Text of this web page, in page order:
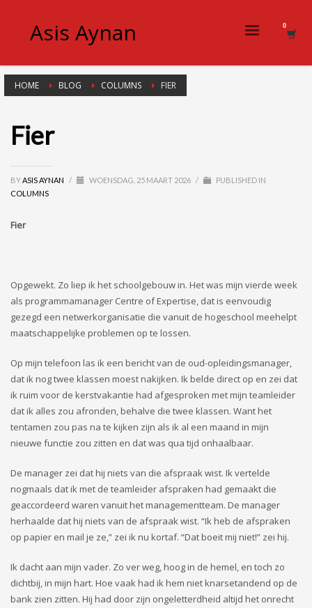
Asis Aynan
HOME BLOG COLUMNS FIER
Fier
BYASIS AYNAN / WOENSDAG, 25 MAART 2026 /
PUBLISHED IN
COLUMNS
Fier
Opgewekt. Zo liep ik het schoolgebouw in. Het was mijn vierde week
als programmamanager Centre of Expertise, dat is eenvoudig
gezegd een netwerkorganisatie die vanuit de hogeschool meehelpt
maatschappelijke problemen op te lossen.
Op mijn telefoon las ik een bericht van de oud-opleidingsmanager,
dat ik nog twee klassen moest nakijken. Ik belde direct op en zei dat
ik ruim voor de kerstvakantie had afgesproken met mijn teamleider
dat ik alles zou afronden, behalve die twee klassen. Want het
tentamen zou pas na te kijken zijn als ik al een maand in mijn
nieuwe functie zou zitten en dat was qua tijd onhaalbaar.
De manager zei dat hij niets van die afspraak wist. Ik vertelde
nogmaals dat ik met de teamleider afspraken had gemaakt die
geaccordeerd waren vanuit het managementteam. De manager
herhaalde dat hij niets van de afspraak wist. “Ik heb de afspraken
op papier en mail je ze,” zei ik nu kortaf. “Dat boeit mij niet!” zei hij.
Ik dacht aan mijn vader. Zo ver weg, hoog in de hemel, en toch zo
dichtbij, in mijn hart. Hoe vaak had ik hem niet knarsetandend op de
bank zien zitten. Hij had door zijn ongeletterdheid altijd het onrecht